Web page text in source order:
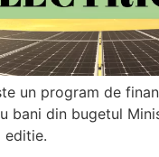
un program de
bani din bugetul
editie.